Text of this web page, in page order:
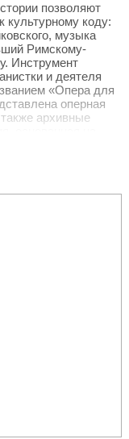
позволяют
культурному коду:
музыка
Римскому-
Инструмент
и деятеля
«Опера для
оперная
архивные
и мировой
Сюжет